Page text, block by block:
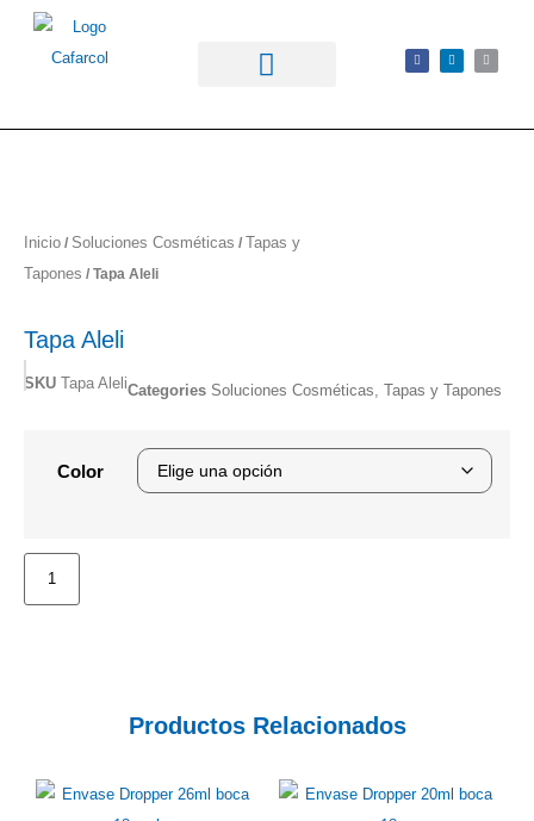
Inicio / Soluciones Cosméticas / Tapas y
Tapones / Tapa Aleli
Tapa Aleli
SKU Tapa AleliCategories Soluciones Cosméticas, Tapas y Tapones
Color
Productos Relacionados